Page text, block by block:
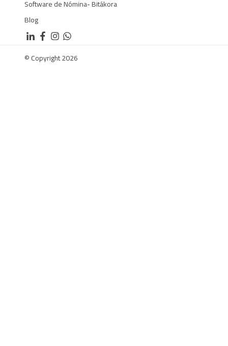
Software de Nómina- Bitákora
Blog
©Copyright2026